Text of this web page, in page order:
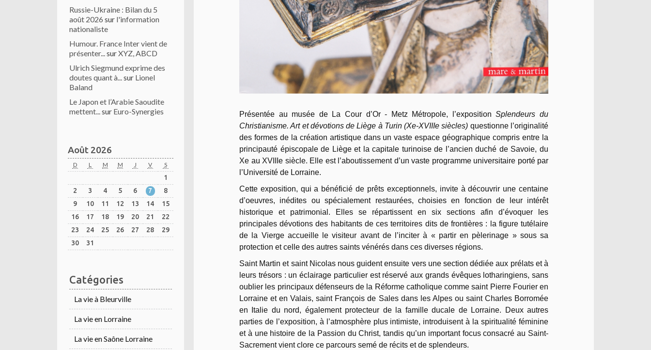
Russie-Ukraine : Bilan du 5
août 2026 sur l'information
nationaliste
Humour. France Inter vient de
présenter...surXYZ, ABCD
Ulrich Siegmund exprime des
doutes quant à...sur Lionel
Baland
Le Japon et l’Arabie Saoudite
mettent...sur Euro-Synergies
Août 2026
D L M M J V S
1
2
3 4 5 6 7
8
9
10 11 12 13 14
15
16
17 18 19 20 21
22
23
24 25 26 27 28
29
30
31
Catégories
La vie à Bleurville
La vie en Lorraine
La vie en Saône Lorraine
Présentée au musée de La Cour d’Or - Metz Métropole, l’expositionSplendeurs du
Christianisme. Art et dévotions de Liège à Turin (Xe-XVIIIe siècles) questionne l’originalité
des formes de la création artistique dans un vaste espace géographique compris entre la
principauté épiscopale de Liège et la capitale turinoise de l’ancien duché de Savoie, du
Xe au XVIIIe siècle. Elle est l’aboutissement d’un vaste programme universitaire porté par
l’Université de Lorraine.
Cette exposition, qui a bénéficié de prêts exceptionnels, invite à découvrir une centaine
d’oeuvres, inédites ou spécialement restaurées, choisies en fonction de leur intérêt
historique et patrimonial. Elles se répartissent en six sections afin d’évoquer les
principales dévotions des habitants de ces territoires dits de frontières : la figure tutélaire
de la Vierge accueille le visiteur avant de l’inciter à « partir en pèlerinage » sous sa
protection et celle des autres saints vénérés dans ces diverses régions.
Saint Martin et saint Nicolas nous guident ensuite vers une section dédiée aux prélats et à
leurs trésors : un éclairage particulier est réservé aux grands évêques lotharingiens, sans
oublier les principaux défenseurs de la Réforme catholique comme saint Pierre Fourier en
Lorraine et en Valais, saint François de Sales dans les Alpes ou saint Charles Borromée
en Italie du nord, également protecteur de la famille ducale de Lorraine. Deux autres
parties de l’exposition, à l’atmosphère plus intimiste, introduisent à la spiritualité féminine
et à une histoire de la Passion du Christ, tandis qu’un important focus consacré au Saint-
Sacrement vient clore ce parcours semé de récits et de splendeurs.